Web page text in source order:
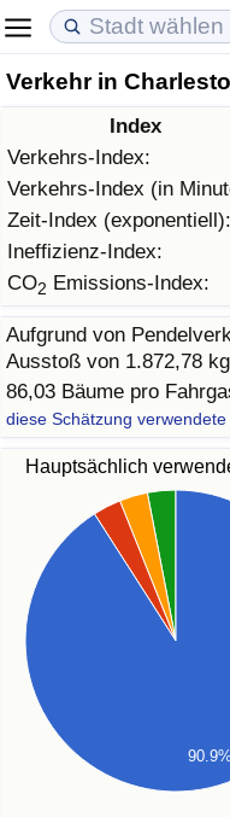
Verkehr in
Index
Verkehrs-Index:
Verkehrs-Index (in
Zeit-Index (exponentiell):
Ineffizienz-Index:
CO2 Emissions-Index:
Aufgrund von
Ausstoß von 1.872,78
86,03 Bäume pro
diese Schätzung
Hauptsächlich
90.9%
Lebenshaltungskosten
Lebenshaltungskosten-
in Akaba
Immobilienpreise
Immobilienpreis-Index
Immobilienpreis-Index
Immobilienpreis-Index
Lebensqualität
Lebensqualität-Index
Lebensqualität-Index
Lebensqualitätsindex
Kriminalität
Kriminalitäts-Index
Kriminalitäts-Index
Kriminalitätsindex
Gesundheitsversorgung